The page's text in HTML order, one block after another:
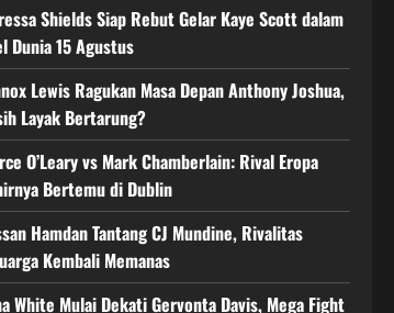
Shields Siap Rebut Gelar Kaye Scott dalam
Dunia 15 Agustus
Lewis Ragukan Masa Depan Anthony Joshua,
Layak Bertarung?
O’Leary vs Mark Chamberlain: Rival Eropa
Bertemu di Dublin
Hamdan Tantang CJ Mundine, Rivalitas
Kembali Memanas
White Mulai Dekati Gervonta Davis, Mega Fight